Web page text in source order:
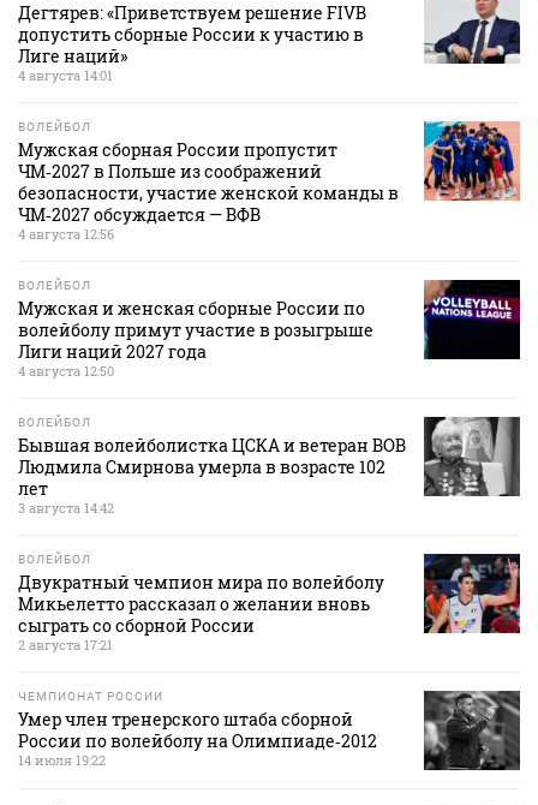
Дегтярев: «Приветствуем решение FIVB
допустить сборные России к участию в
Лиге наций»
4 августа 14:01
ВОЛЕЙБОЛ
Мужская сборная России пропустит
ЧМ‑2027 в Польше из соображений
безопасности, участие женской команды в
ЧМ‑2027 обсуждается — ВФВ
4 августа 12:56
ВОЛЕЙБОЛ
Мужская и женская сборные России по
волейболу примут участие в розыгрыше
Лиги наций 2027 года
4 августа 12:50
ВОЛЕЙБОЛ
Бывшая волейболистка ЦСКА и ветеран ВОВ
Людмила Смирнова умерла в возрасте 102
лет
3 августа 14:42
ВОЛЕЙБОЛ
Двукратный чемпион мира по волейболу
Микьелетто рассказал о желании вновь
сыграть со сборной России
2 августа 17:21
ЧЕМПИОНАТ РОССИИ
Умер член тренерского штаба сборной
России по волейболу на Олимпиаде‑2012
14 июля 19:22